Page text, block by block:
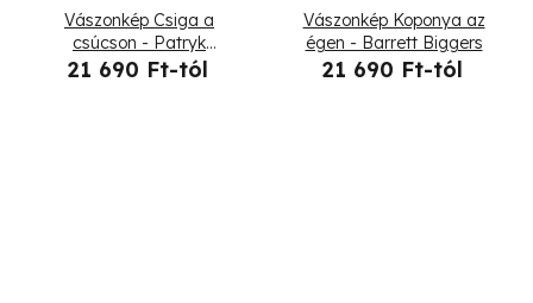
Vászonkép Csiga a
csúcson - Patryk
Andrzejewski
21 690 Ft-tól
Vászonkép Koponya az
égen - Barrett Biggers
21 690 Ft-tól